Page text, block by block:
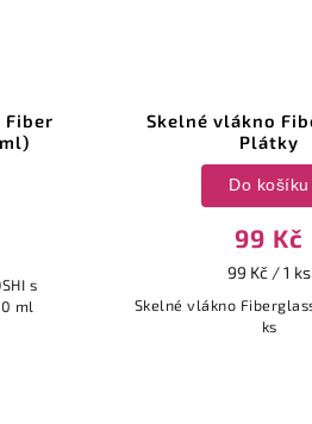
Fiber
s
ml
Skelné vlákno
Plátky
99 Kč
99 Kč / 1 ks
Do košíku
Skelné vlákno
ks